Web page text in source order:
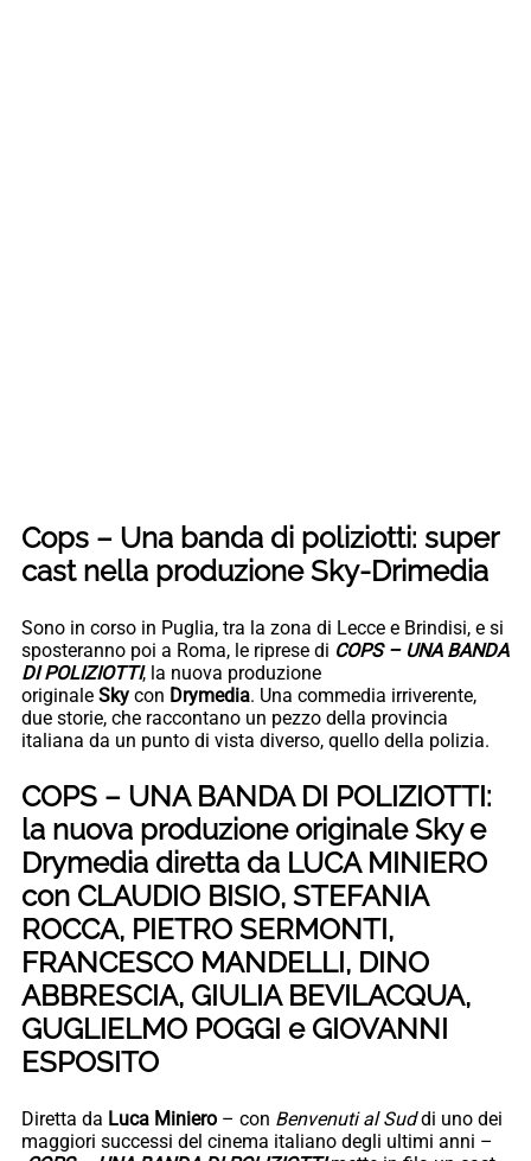
Cops – Una banda di poliziotti: super
cast nella produzione Sky-Drimedia
Sono in corso in Puglia, tra la zona di Lecce e Brindisi, e si
sposteranno poi a Roma, le riprese di COPS – UNA BANDA
DI POLIZIOTTI, la nuova produzione
originale Sky con Drymedia. Una commedia irriverente,
due storie, che raccontano un pezzo della provincia
italiana da un punto di vista diverso, quello della polizia.
COPS – UNA BANDA DI POLIZIOTTI:
la nuova produzione originale Sky e
Drymedia diretta da LUCA MINIERO
con CLAUDIO BISIO, STEFANIA
ROCCA, PIETRO SERMONTI,
FRANCESCO MANDELLI, DINO
ABBRESCIA, GIULIA BEVILACQUA,
GUGLIELMO POGGI e GIOVANNI
ESPOSITO
Diretta da Luca Miniero – con Benvenuti al Suddi uno dei
maggiori successi del cinema italiano degli ultimi anni –